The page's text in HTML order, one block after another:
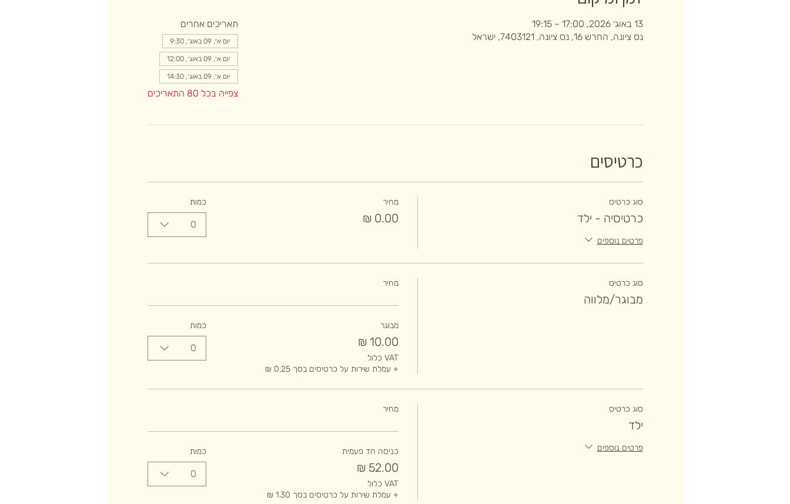
13 באוג׳ 2026, 17:00 – 19:15
נס ציונה, החרש 16, נס ציונה, 7403121, ישראל
תאריכים אחרים
יום א׳, 09 באוג׳, 9:30
יום א׳, 09 באוג׳, 12:00
יום א׳, 09 באוג׳, 14:30
צפייה בכל 80 התאריכים
כרטיסים
סוג כרטיס
כרטיסיה - ילד
פרטים נוספים
מחיר כמות
0
סוג כרטיס
מבוגר/מלווה
מחיר
מבוגר
VAT כלול
+ עמלת שירות על כרטיסים בסך ‏0.25 ‏₪
כמות
0
סוג כרטיס
ילד
פרטים נוספים
מחיר
כניסה חד פעמית
VAT כלול
+ עמלת שירות על כרטיסים בסך ‏1.30 ‏₪
כמות
0